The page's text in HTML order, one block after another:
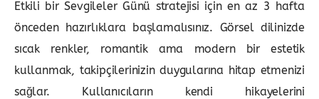
Etkili bir Sevgileler Günü stratejisi için en az 3 hafta
önceden hazırlıklara başlamalısınız. Görsel dilinizde
sıcak renkler, romantik ama modern bir estetik
kullanmak, takipçilerinizin duygularına hitap etmenizi
sağlar. Kullanıcıların kendi hikayelerini